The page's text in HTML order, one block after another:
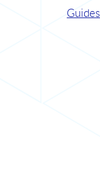
Guides